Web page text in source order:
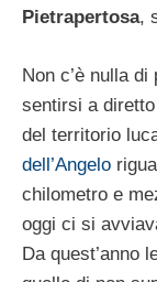
Pietrapertosa,
Non c’è nulla
sentirsi a
del territorio
dell’Angelo
chilometro e
oggi ci si
Da quest’anno